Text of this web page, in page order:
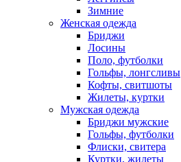
Зимние
Женская одежда
Бриджи
Лосины
Поло, футболки
Гольфы, лонгсливы
Кофты, свитшоты
Жилеты, куртки
Мужская одежда
Бриджи мужские
Гольфы, футболки
Флиски, свитера
Куртки, жилеты